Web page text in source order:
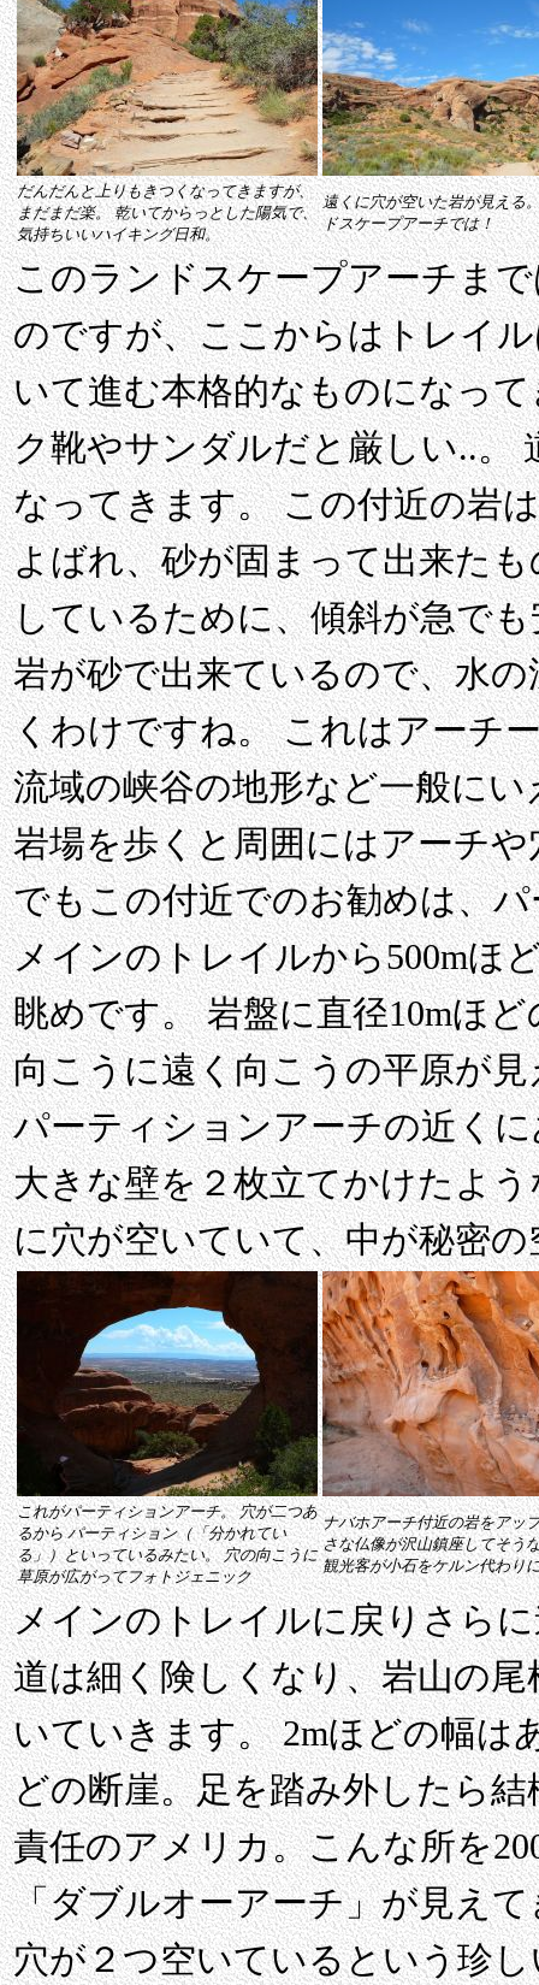
だんだんと上りもきつくなってきますが、
まだまだ楽。 乾いてからっとした陽気で、
気持ちいいハイキング日和。
遠くに穴が空いた岩が見える
ドスケープアーチでは！
このランドスケープアーチま
のですが、ここからはトレイ
いて進む本格的なものになっ
ク靴やサンダルだと厳しい..。
なってきます。 この付近の岩
よばれ、砂が固まって出来た
しているために、傾斜が急で
岩が砂で出来ているので、水
くわけですね。 これはアーチ
流域の峡谷の地形など一般に
岩場を歩くと周囲にはアーチ
でもこの付近でのお勧めは、
メインのトレイルから500mほ
眺めです。 岩盤に直径10mほ
向こうに遠く向こうの平原が
パーティションアーチの近く
大きな壁を２枚立てかけたよ
に穴が空いていて、中が秘密
これがパーティションアーチ。 穴が二つあ
るから パーティション（「分かれてい
る」）といっているみたい。 穴の向こうに
草原が広がってフォトジェニック
ナバホアーチ付近の岩をアッ
さな仏像が沢山鎮座してそう
観光客が小石をケルン代わり
メインのトレイルに戻りさら
道は細く険しくなり、岩山の
いていきます。 2mほどの幅は
どの断崖。足を踏み外したら
責任のアメリカ。こんな所を
「ダブルオーアーチ」が見え
穴が２つ空いているという珍